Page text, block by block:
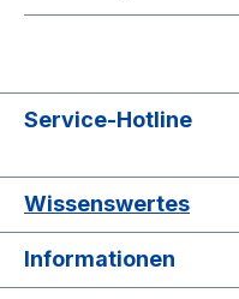
Service-Hotline
Wissenswertes
Informationen